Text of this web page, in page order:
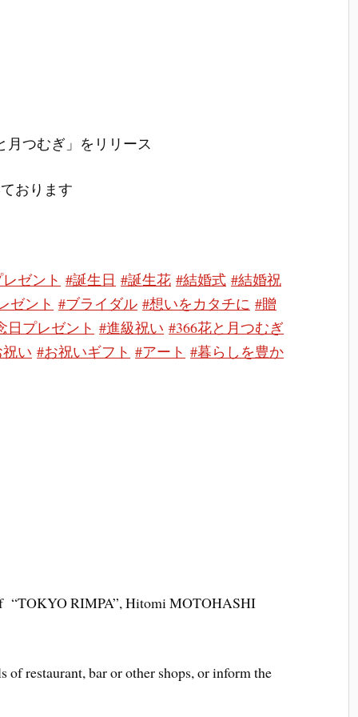
月つむぎ」をリリース
おります
ゼント #誕生日 #誕生花 #結婚式 #結婚祝
ゼント #ブライダル #想いをカタチに #贈
日プレゼント #進級祝い #366花と月つむぎ
い #お祝いギフト #アート #暮らしを豊か
“TOKYO RIMPA”, Hitomi MOTOHASHI
of restaurant, bar or other shops, or inform the